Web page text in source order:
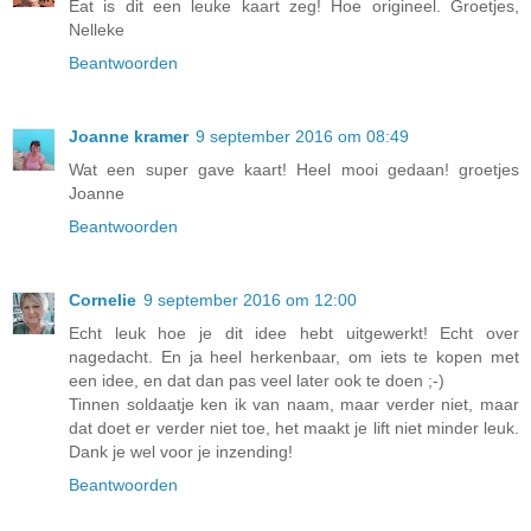
Eat is dit een leuke kaart zeg! Hoe origineel. Groetjes,
Nelleke
Beantwoorden
Joanne kramer 9 september 2016 om 08:49
Wat een super gave kaart! Heel mooi gedaan! groetjes
Joanne
Beantwoorden
Cornelie 9 september 2016 om 12:00
Echt leuk hoe je dit idee hebt uitgewerkt! Echt over
nagedacht. En ja heel herkenbaar, om iets te kopen met
een idee, en dat dan pas veel later ook te doen ;-)
Tinnen soldaatje ken ik van naam, maar verder niet, maar
dat doet er verder niet toe, het maakt je lift niet minder leuk.
Dank je wel voor je inzending!
Beantwoorden